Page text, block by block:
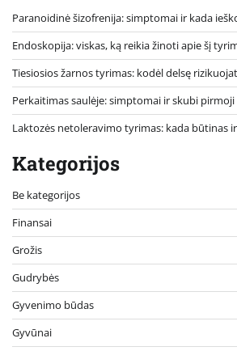
Paranoidinė šizofrenija: simptomai ir kada
Endoskopija: viskas, ką reikia žinoti apie šį
Tiesiosios žarnos tyrimas: kodėl delsę
Perkaitimas saulėje: simptomai ir skubi pirmoji
Laktozės netoleravimo tyrimas: kada būtinas
Kategorijos
Be kategorijos
Finansai
Grožis
Gudrybės
Gyvenimo būdas
Gyvūnai